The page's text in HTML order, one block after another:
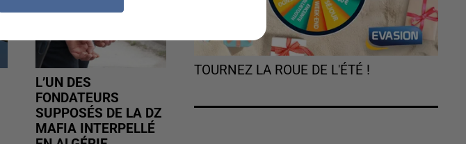
L’UN DES
FONDATEURS
SUPPOSÉS DE LA DZ
MAFIA INTERPELLÉ
TOURNEZ LA ROUE DE L'ÉTÉ !